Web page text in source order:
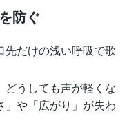
防ぐ
先だけの浅い呼吸で歌
どうしても声が軽くな
」や「広がり」が失わ